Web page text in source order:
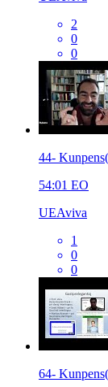
2
0
0
44-
54:01 EO
UEAviva
1
0
0
64-